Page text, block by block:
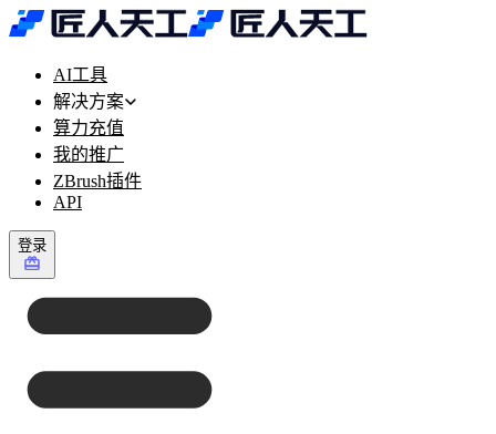
AI工具
解决方案
算力充值
我的推广
ZBrush插件
API
登录